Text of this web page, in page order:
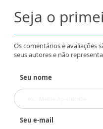
Seja o
Os comentários e avaliações
seus autores e não
Seu nome
Seu e-mail